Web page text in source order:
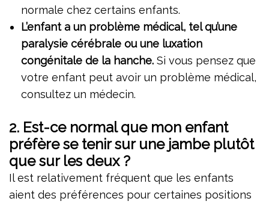
normale chez certains enfants.
L’enfant a un problème médical, tel qu’une
paralysie cérébrale ou une luxation
congénitale de la hanche. Si vous pensez que
votre enfant peut avoir un problème médical,
consultez un médecin.
2. Est-ce normal que mon enfant
préfère se tenir sur une jambe plutôt
que sur les deux ?
Il est relativement fréquent que les enfants
aient des préférences pour certaines positions